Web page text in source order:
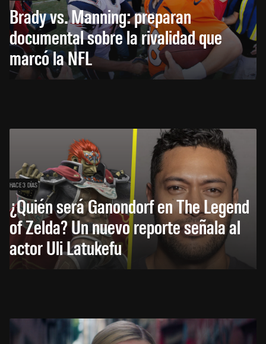
Brady vs. Manning: preparan
documental sobre la rivalidad que
marcó la NFL
HACE 3 DÍAS
¿Quién será Ganondorf en The Legend
of Zelda? Un nuevo reporte señala al
actor Uli Latukefu